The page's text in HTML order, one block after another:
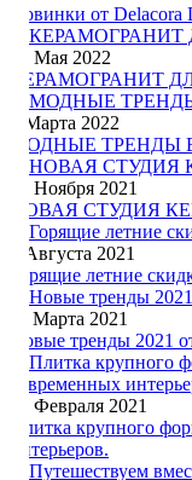
Новинки от Delacora
12 Мая 2022
КЕРАМОГРАНИТ
2 Марта 2022
МОДНЫЕ
30 Ноября 2021
НОВАЯ СТУДИЯ
3 Августа 2021
Горящие летние
11 Марта 2021
Новые тренды 2021
12 Февраля 2021
Плитка крупного
интерьеров.